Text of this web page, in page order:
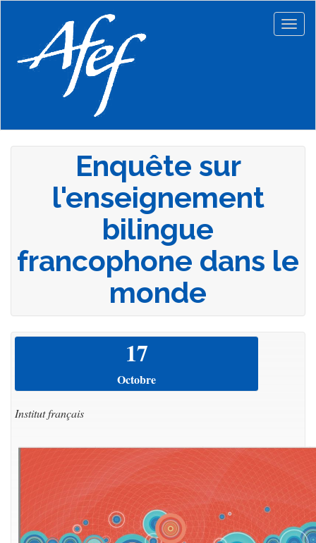
principal
Enquête sur
l'enseignement
bilingue
francophone dans le
monde
17
Octobre
Institut français